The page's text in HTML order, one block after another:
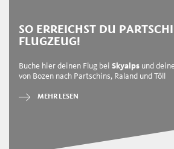
SO ERREICHST DU
FLUGZEUG!
Buche hier deinen Flug bei Skyalpsund
von Bozen nach Partschins, Raland und Töll
MEHR LESEN